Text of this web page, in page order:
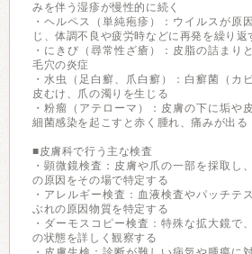
みを伴う湿疹が慢性的に続く
・ヘルペス（単純疱疹）：ウイルスが原
じ、体調不良や疲労時などに再発を繰り返
・にきび（尋常性ざ瘡）：皮脂の詰まり
毛穴の炎症
・水虫（足白癬、爪白癬）：白癬菌（カ
皮むけ、爪の濁りを生じる
・粉瘤（アテローマ）：皮膚の下に垢や
細菌感染を起こすと赤く腫れ、痛みが出る
■皮膚科で行う主な検査
・顕微鏡検査：皮膚や爪の一部を採取し
の原因をその場で特定する
・アレルギー検査：血液検査やパッチテ
ぶれの原因物質を特定する
・ダーモスコピー検査：特殊な拡大鏡で
の状態を詳しく観察する